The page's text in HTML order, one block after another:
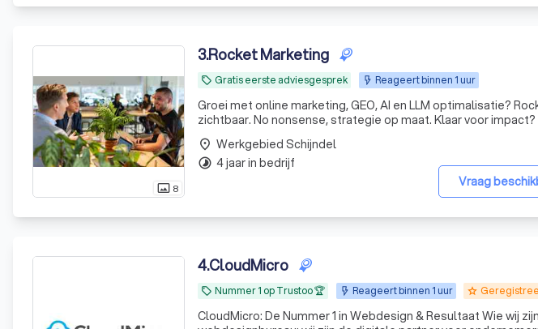
photo_size_select_actual 8
3.Rocket Marketing
local_offer Gratis eerste adviesgesprek Reageert binnen 1 uur
Groei met online marketing, GEO, AI en LLM optimalisatie?
zichtbaar. No nonsense, strategie op maat. Klaar voor impact?
Vraag
place Werkgebied Schijndel
timelapse 4 jaar in bedrijf
4.CloudMicro
local_offer Nummer 1 op Trustoo 🏆 Reageert binnen 1 uur grade
CloudMicro: De Nummer 1 in Webdesign & Resultaat Wie wij zijn: CloudMicro is niet zomaar een